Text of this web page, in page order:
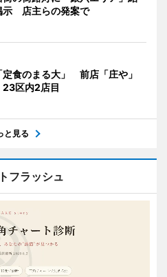
示 店主らの発案で
定食のまる大」 前店「庄や」
23区内2店目
と見る
フラッシュ